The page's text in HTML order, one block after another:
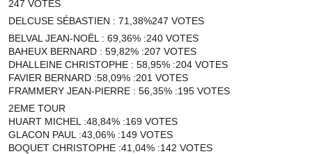
Note de synthèse financière
Rapport d'orientation budgétaire
Actions et projets
Projets et travaux en cours
Procès verbaux des conseils municipaux
247 VOTES
DELCUSE SÉBASTIEN : 71,38%247 VOTES
BELVAL JEAN-NOËL : 69,36% :240 VOTES
BAHEUX BERNARD : 59,82% :207 VOTES
DHALLEINE CHRISTOPHE : 58,95% :204 VOTES
FAVIER BERNARD :58,09% :201 VOTES
FRAMMERY JEAN-PIERRE : 56,35% :195 VOTES
2EME TOUR
HUART MICHEL :48,84% :169 VOTES
GLACON PAUL :43,06% :149 VOTES
BOQUET CHRISTOPHE :41,04% :142 VOTES